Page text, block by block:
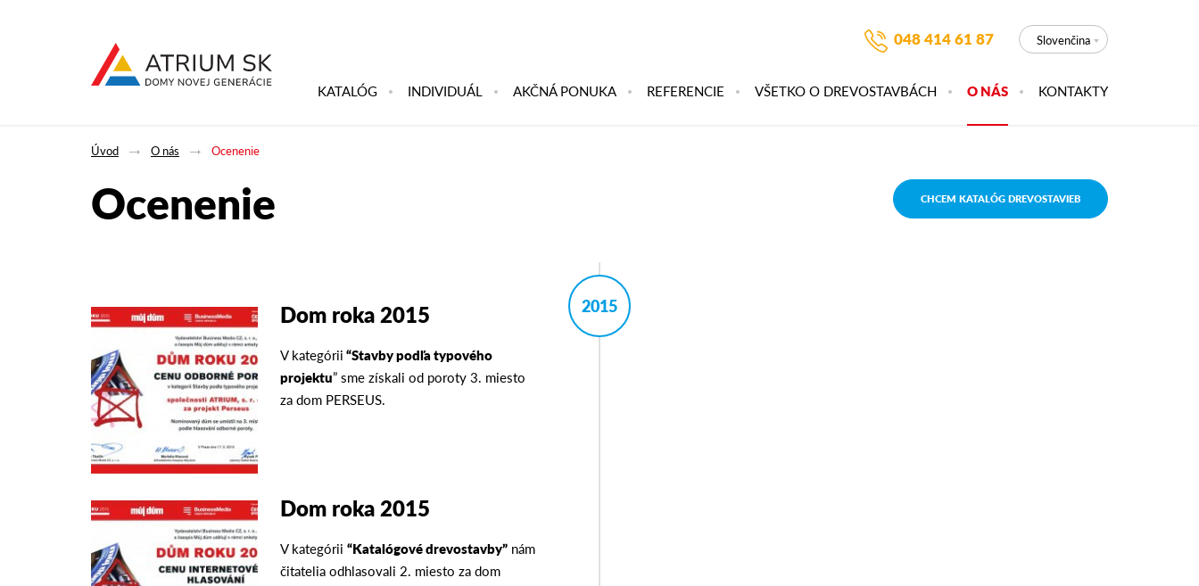
Slovenčina
048 414 61 87
KATALÓG INDIVIDUÁL AKČNÁ PONUKA REFERENCIE VŠETKO O DREVOSTAVBÁCH O NÁS KONTAKTY
Úvod O nás Ocenenie
Ocenenie CHCEM KATALÓG DREVOSTAVIEB
2015
Dom roka 2015
V kategórii“Stavby podľa typového
projektu” sme získali od poroty 3. miesto
za dom PERSEUS.
Dom roka 2015
V kategórii“Katalógové drevostavby” nám
čitatelia odhlasovali 2. miesto za dom